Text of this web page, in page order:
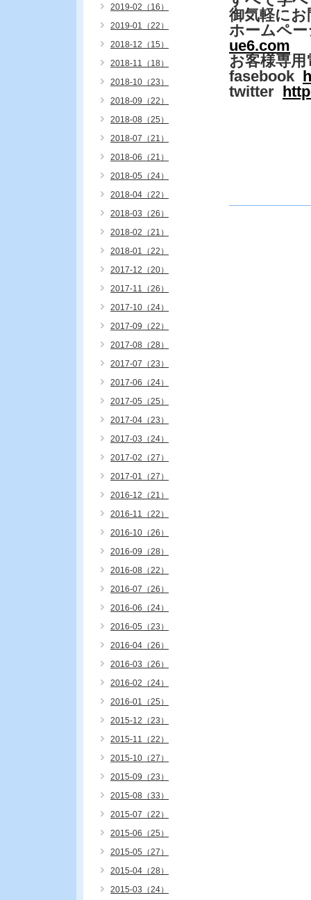
御気軽に
ホームペ
ue6.com
お客様専用
fasebook
twitter
2019-02（16）
2019-01（22）
2018-12（15）
2018-11（18）
2018-10（23）
2018-09（22）
2018-08（25）
2018-07（21）
2018-06（21）
2018-05（24）
2018-04（22）
2018-03（26）
2018-02（21）
2018-01（22）
2017-12（20）
2017-11（26）
2017-10（24）
2017-09（22）
2017-08（28）
2017-07（23）
2017-06（24）
2017-05（25）
2017-04（23）
2017-03（24）
2017-02（27）
2017-01（27）
2016-12（21）
2016-11（22）
2016-10（26）
2016-09（28）
2016-08（22）
2016-07（26）
2016-06（24）
2016-05（23）
2016-04（26）
2016-03（26）
2016-02（24）
2016-01（25）
2015-12（23）
2015-11（22）
2015-10（27）
2015-09（23）
2015-08（33）
2015-07（22）
2015-06（25）
2015-05（27）
2015-04（28）
2015-03（24）